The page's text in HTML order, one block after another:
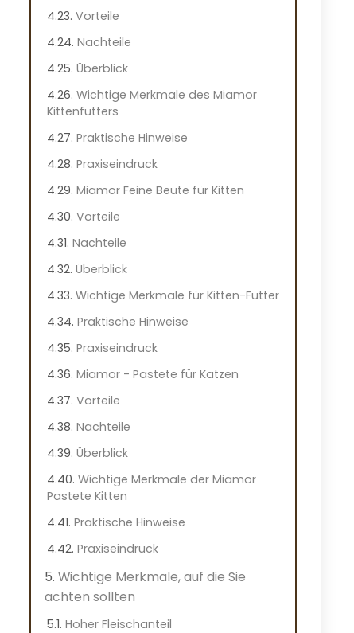
Vorteile
Nachteile
Überblick
Wichtige Merkmale des Miamor
Kittenfutters
Praktische Hinweise
Praxiseindruck
Miamor Feine Beute für Kitten
Vorteile
Nachteile
Überblick
Wichtige Merkmale für Kitten-Futter
Praktische Hinweise
Praxiseindruck
Miamor - Pastete für Katzen
Vorteile
Nachteile
Überblick
Wichtige Merkmale der Miamor
Pastete Kitten
Praktische Hinweise
Praxiseindruck
Wichtige Merkmale, auf die Sie
achten sollten
Hoher Fleischanteil